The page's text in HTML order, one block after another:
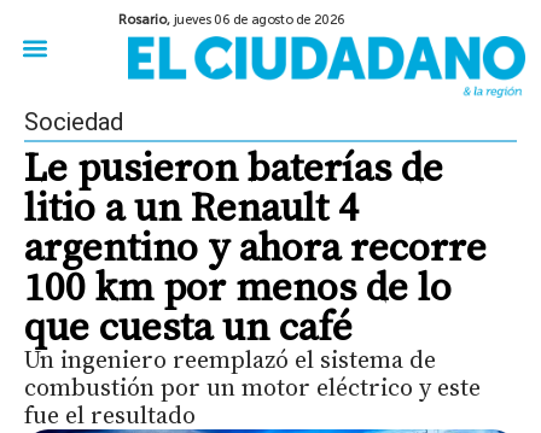
Rosario, jueves 06 de agosto de 2026
Sociedad
Le pusieron baterías de
litio a un Renault 4
argentino y ahora recorre
100 km por menos de lo
que cuesta un café
Un ingeniero reemplazó el sistema de
combustión por un motor eléctrico y este
fue el resultado